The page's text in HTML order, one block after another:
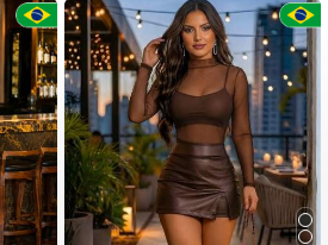
4,81 2.3K Seguidores
4,81 2.3K Seguidores
4,81 2.3K Seguidores